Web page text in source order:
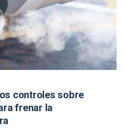
controles sobre
frenar la